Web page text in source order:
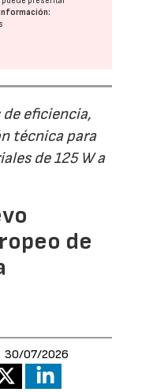
eficiencia,
técnica para
de 125 W a
de
30/07/2026